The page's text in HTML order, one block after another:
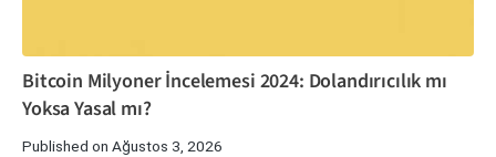
Bitcoin Milyoner İncelemesi 2024: Dolandırıcılık mı
Yoksa Yasal mı?
Published on Ağustos 3, 2026